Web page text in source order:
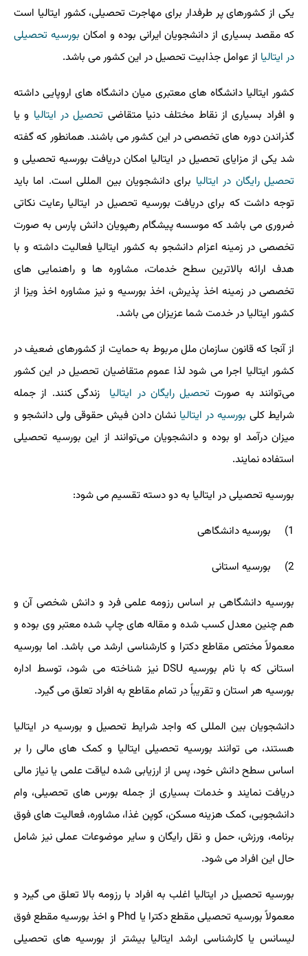
یکی از کشورهای پر طرفدار برای مهاجرت تحصیلی، کشور ایتالیا است
که مقصد بسیاری از دانشجویان ایرانی بوده و امکان بورسیه تحصیلی
در ایتالیا از عوامل جذابیت تحصیل در این کشور می باشد.
کشور ایتالیا دانشگاه های معتبری میان دانشگاه های اروپایی داشته
و افراد بسیاری از نقاط مختلف دنیا متقاضی تحصیل در ایتالیا و یا
گذراندن دوره های تخصصی در این کشور می باشند. همانطور که گفته
شد یکی از مزایای تحصیل در ایتالیا امکان دریافت بورسیه تحصیلی و
تحصیل رایگان در ایتالیا برای دانشجویان بین المللی است. اما باید
توجه داشت که برای دریافت بورسیه تحصیل در ایتالیا رعایت نکاتی
ضروری می باشد که موسسه پیشگام رهپویان دانش پارس به صورت
تخصصی در زمینه اعزام دانشجو به کشور ایتالیا فعالیت داشته و با
هدف ارائه بالاترین سطح خدمات، مشاوره ها و راهنمایی های
تخصصی در زمینه اخذ پذیرش، اخذ بورسیه و نیز مشاوره اخذ ویزا از
کشور ایتالیا در خدمت شما عزیزان می باشد.
از آنجا که قانون سازمان ملل مربوط به حمایت از کشورهای ضعیف در
کشور ایتالیا اجرا می شود لذا عموم متقاضیان تحصیل در این کشور
می‌توانند به صورت تحصیل رایگان در ایتالیا
زندگی کنند. از جمله
شرایط کلی بورسیه در ایتالیا نشان دادن فیش حقوقی ولی دانشجو و
میزان درآمد او بوده و دانشجویان می‌توانند از این بورسیه تحصیلی
استفاده نمایند.
بورسیه تحصیلی در ایتالیا به دو دسته تقسیم می شود:
1) بورسیه دانشگاهی
2) بورسیه استانی
بورسیه دانشگاهی بر اساس رزومه علمی فرد و دانش شخصی آن و
هم چنین معدل کسب شده و مقاله ‌های چاپ شده معتبر وی بوده و
معمولاً مختص مقاطع دکترا و کارشناسی ارشد می باشد. اما بورسیه
استانی که با نام بورسیه DSU نیز شناخته می شود، توسط اداره
بورسیه هر استان و تقریباً در تمام مقاطع به افراد تعلق می گیرد.
دانشجویان بین المللی که واجد شرایط تحصیل و بورسیه در ایتالیا
هستند، می توانند بورسیه تحصیلی ایتالیا و کمک های مالی را بر
اساس سطح دانش خود، پس از ارزیابی شده لیاقت علمی یا نیاز مالی
دریافت نمایند و خدمات بسیاری از جمله بورس های تحصیلی، وام
دانشجویی، کمک هزینه مسکن، کوپن غذا، مشاوره، فعالیت های فوق
برنامه، ورزش، حمل و نقل رایگان و سایر موضوعات عملی نیز شامل
حال این افراد می شود.
بورسیه تحصیل در ایتالیا اغلب به افراد با رزومه بالا تعلق می گیرد و
معمولاً بورسیه تحصیلی مقطع دکترا یا Phd و اخذ بورسیه مقطع فوق
لیسانس یا کارشناسی ارشد ایتالیا بیشتر از بورسیه های تحصیلی